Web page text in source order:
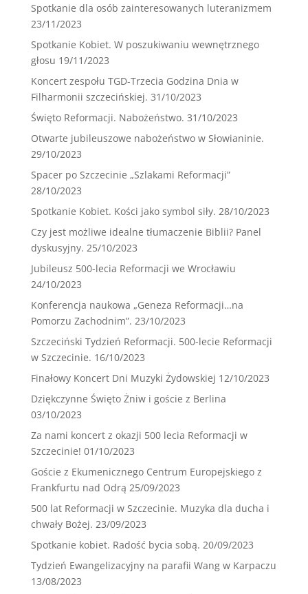
Spotkanie dla osób zainteresowanych luteranizmem
23/11/2023
Spotkanie Kobiet. W poszukiwaniu wewnętrznego
głosu 19/11/2023
Koncert zespołu TGD-Trzecia Godzina Dnia w
Filharmonii szczecińskiej. 31/10/2023
Święto Reformacji. Nabożeństwo. 31/10/2023
Otwarte jubileuszowe nabożeństwo w Słowianinie.
29/10/2023
Spacer po Szczecinie „Szlakami Reformacji”
28/10/2023
Spotkanie Kobiet. Kości jako symbol siły. 28/10/2023
Czy jest możliwe idealne tłumaczenie Biblii? Panel
dyskusyjny. 25/10/2023
Jubileusz 500-lecia Reformacji we Wrocławiu
24/10/2023
Konferencja naukowa „Geneza Reformacji…na
Pomorzu Zachodnim”. 23/10/2023
Szczeciński Tydzień Reformacji. 500-lecie Reformacji
w Szczecinie. 16/10/2023
Finałowy Koncert Dni Muzyki Żydowskiej 12/10/2023
Dziękczynne Święto Żniw i goście z Berlina
03/10/2023
Za nami koncert z okazji 500 lecia Reformacji w
Szczecinie! 01/10/2023
Goście z Ekumenicznego Centrum Europejskiego z
Frankfurtu nad Odrą 25/09/2023
500 lat Reformacji w Szczecinie. Muzyka dla ducha i
chwały Bożej. 23/09/2023
Spotkanie kobiet. Radość bycia sobą. 20/09/2023
Tydzień Ewangelizacyjny na parafii Wang w Karpaczu
13/08/2023